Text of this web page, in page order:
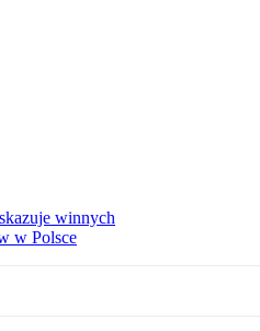
winnych
w Polsce